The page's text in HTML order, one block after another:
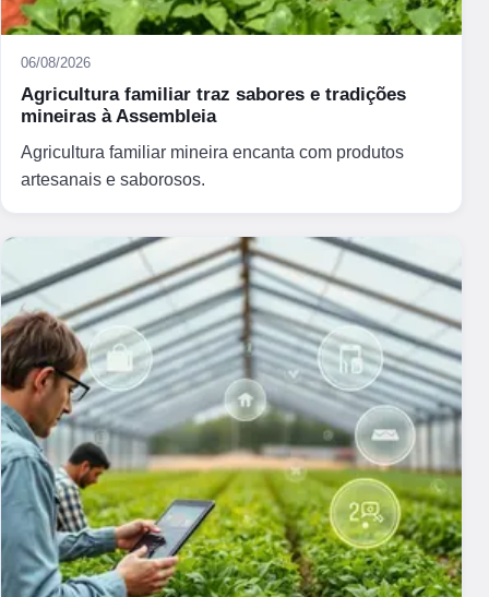
06/08/2026
Agricultura familiar traz sabores e tradições
mineiras à Assembleia
Agricultura familiar mineira encanta com produtos
artesanais e saborosos.